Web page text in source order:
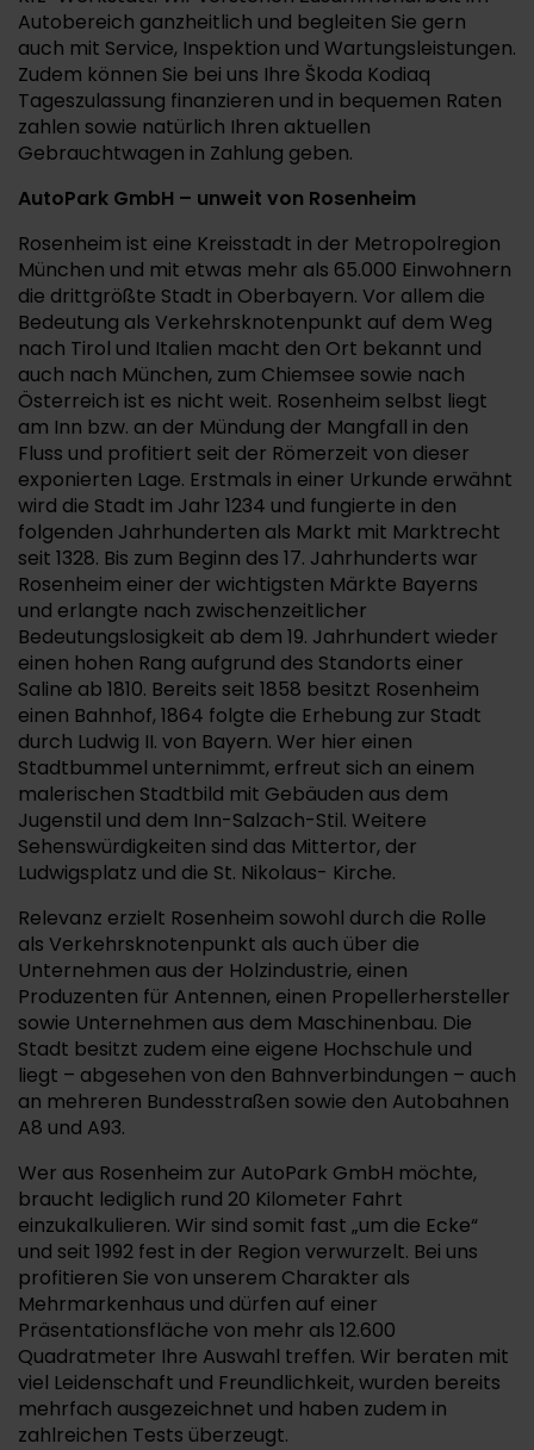
Autobereich ganzheitlich und begleiten Sie gern
auch mit Service, Inspektion und Wartungsleistungen.
Zudem können Sie bei uns Ihre Škoda Kodiaq
Tageszulassung finanzieren und in bequemen Raten
zahlen sowie natürlich Ihren aktuellen
Gebrauchtwagen in Zahlung geben.
AutoPark GmbH – unweit von Rosenheim
Rosenheim ist eine Kreisstadt in der Metropolregion
München und mit etwas mehr als 65.000 Einwohnern
die drittgrößte Stadt in Oberbayern. Vor allem die
Bedeutung als Verkehrsknotenpunkt auf dem Weg
nach Tirol und Italien macht den Ort bekannt und
auch nach München, zum Chiemsee sowie nach
Österreich ist es nicht weit. Rosenheim selbst liegt
am Inn bzw. an der Mündung der Mangfall in den
Fluss und profitiert seit der Römerzeit von dieser
exponierten Lage. Erstmals in einer Urkunde erwähnt
wird die Stadt im Jahr 1234 und fungierte in den
folgenden Jahrhunderten als Markt mit Marktrecht
seit 1328. Bis zum Beginn des 17. Jahrhunderts war
Rosenheim einer der wichtigsten Märkte Bayerns
und erlangte nach zwischenzeitlicher
Bedeutungslosigkeit ab dem 19. Jahrhundert wieder
einen hohen Rang aufgrund des Standorts einer
Saline ab 1810. Bereits seit 1858 besitzt Rosenheim
einen Bahnhof, 1864 folgte die Erhebung zur Stadt
durch Ludwig II. von Bayern. Wer hier einen
Stadtbummel unternimmt, erfreut sich an einem
malerischen Stadtbild mit Gebäuden aus dem
Jugenstil und dem Inn-Salzach-Stil. Weitere
Sehenswürdigkeiten sind das Mittertor, der
Ludwigsplatz und die St. Nikolaus- Kirche.
Relevanz erzielt Rosenheim sowohl durch die Rolle
als Verkehrsknotenpunkt als auch über die
Unternehmen aus der Holzindustrie, einen
Produzenten für Antennen, einen Propellerhersteller
sowie Unternehmen aus dem Maschinenbau. Die
Stadt besitzt zudem eine eigene Hochschule und
liegt – abgesehen von den Bahnverbindungen – auch
an mehreren Bundesstraßen sowie den Autobahnen
A8 und A93.
Wer aus Rosenheim zur AutoPark GmbH möchte,
braucht lediglich rund 20 Kilometer Fahrt
einzukalkulieren. Wir sind somit fast „um die Ecke“
und seit 1992 fest in der Region verwurzelt. Bei uns
profitieren Sie von unserem Charakter als
Mehrmarkenhaus und dürfen auf einer
Präsentationsfläche von mehr als 12.600
Quadratmeter Ihre Auswahl treffen. Wir beraten mit
viel Leidenschaft und Freundlichkeit, wurden bereits
mehrfach ausgezeichnet und haben zudem in
zahlreichen Tests überzeugt.